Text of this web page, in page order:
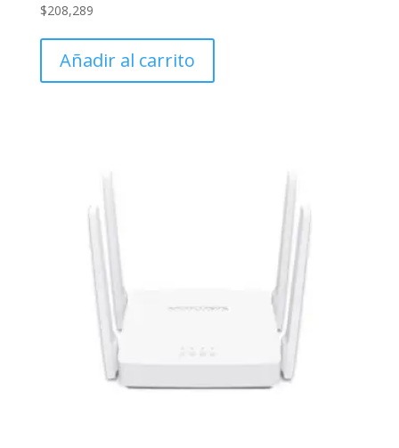
$208,289
Añadir al carrito